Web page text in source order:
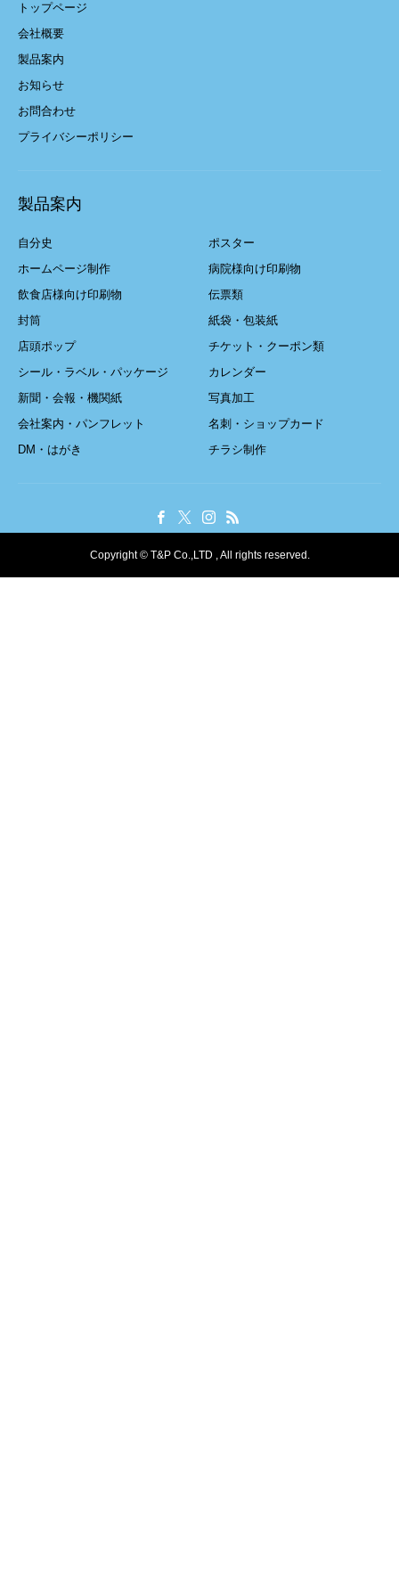
トップページ
会社概要
製品案内
お知らせ
お問合わせ
プライバシーポリシー
製品案内
自分史
ポスター
ホームページ制作
病院様向け印刷物
飲食店様向け印刷物
伝票類
封筒
紙袋・包装紙
店頭ポップ
チケット・クーポン類
シール・ラベル・パッケージ
カレンダー
新聞・会報・機関紙
写真加工
会社案内・パンフレット
名刺・ショップカード
DM・はがき
チラシ制作
Copyright © T&P Co.,LTD , All rights reserved.